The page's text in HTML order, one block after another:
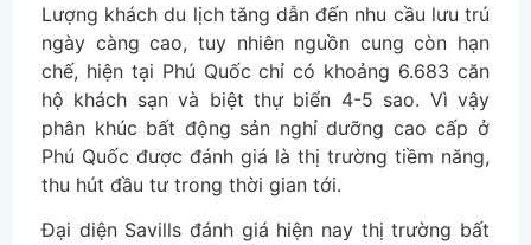
Lượng khách du lịch tăng dẫn đến nhu cầu lưu trú
ngày càng cao, tuy nhiên nguồn cung còn hạn
chế, hiện tại Phú Quốc chỉ có khoảng 6.683 căn
hộ khách sạn và biệt thự biển 4-5 sao. Vì vậy
phân khúc bất động sản nghỉ dưỡng cao cấp ở
Phú Quốc được đánh giá là thị trường tiềm năng,
thu hút đầu tư trong thời gian tới.
Đại diện Savills đánh giá hiện nay thị trường bất